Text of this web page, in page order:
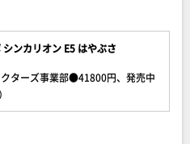
ンカリオン E5 はやぶさ
ターズ事業部●41800円、発売中